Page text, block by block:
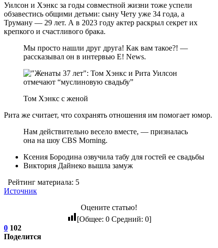
Уилсон и Хэнкс за годы совместной жизни тоже успели
обзавестись общими детьми: сыну Чету уже 34 года, а
Труману — 29 лет. А в 2023 году актер раскрыл секрет их
крепкого и счастливого брака.
Мы просто нашли друг друга! Как вам такое?! —
рассказывал он в интервью E! News.
Том Хэнкс с женой
Рита же считает, что сохранять отношения им помогает юмор.
Нам действительно весело вместе, — призналась
она на шоу CBS Morning.
Ксения Бородина озвучила табу для гостей ее свадьбы
Виктория Дайнеко вышла замуж
Рейтинг материала: 5
Источник
Оцените статью!
[Общее: 0Средний: 0]
0 102
Поделится